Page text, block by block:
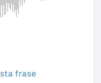
frase